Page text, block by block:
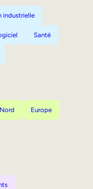
industrielle
Santé
Europe